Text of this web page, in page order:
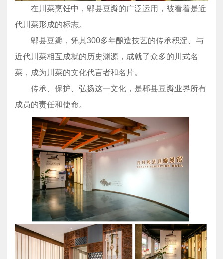
在川菜烹饪中，郫县豆瓣的广泛运用，被看着是近
代川菜形成的标志。
郫县豆瓣，凭其300多年酿造技艺的传承积淀、与
近代川菜相互成就的历史渊源，成就了众多的川式名
菜，成为川菜的文化代言者和名片。
传承、保护、弘扬这一文化，是郫县豆瓣业界所有
成员的责任和使命。